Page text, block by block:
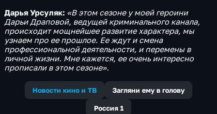
Дарья Урсуляк: «В этом сезоне у моей героини
Дарьи Драповой, ведущей криминального канала,
происходит мощнейшее развитие характера, мы
узнаем про ее прошлое. Ее ждут и смена
профессиональной деятельности, и перемены в
личной жизни. Мне кажется, ее очень интересно
прописали в этом сезоне».
Новости кино и ТВ Загляни ему в голову
Россия 1